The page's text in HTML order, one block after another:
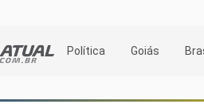
Política Goiás